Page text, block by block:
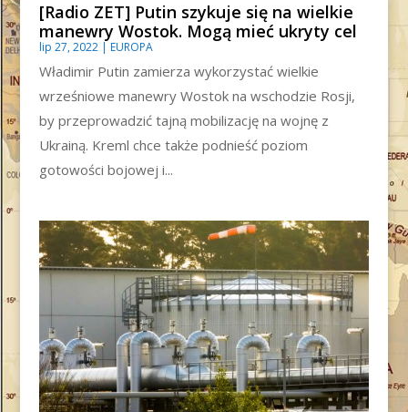
[Radio ZET] Putin szykuje się na wielkie
manewry Wostok. Mogą mieć ukryty cel
lip 27, 2022| EUROPA
Władimir Putin zamierza wykorzystać wielkie
wrześniowe manewry Wostok na wschodzie Rosji,
by przeprowadzić tajną mobilizację na wojnę z
Ukrainą. Kreml chce także podnieść poziom
gotowości bojowej i...